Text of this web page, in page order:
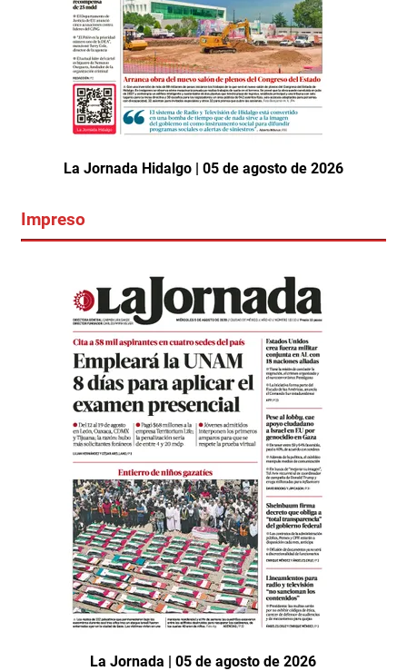
La Jornada Hidalgo | 05 de agosto de 2026
Impreso
La Jornada | 05 de agosto de 2026